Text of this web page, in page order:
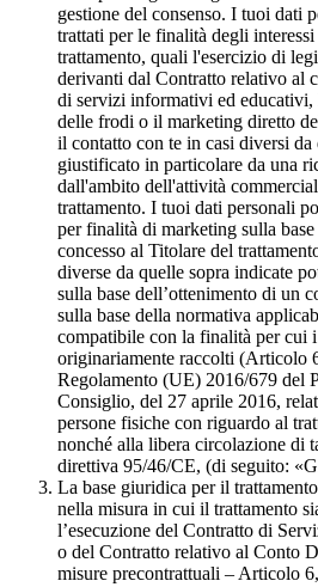
gestione del consenso. I tuoi dati
trattati per le finalità degli
trattamento, quali l'esercizio di
derivanti dal Contratto relativo al
di servizi informativi ed educativi,
delle frodi o il marketing diretto
il contatto con te in casi diversi
giustificato in particolare da una
dall'ambito dell'attività
trattamento. I tuoi dati personali
per finalità di marketing sulla base
concesso al Titolare del
diverse da quelle sopra indicate
sulla base dell’ottenimento di un
sulla base della normativa
compatibile con la finalità per cui
originariamente raccolti (Articolo
Regolamento (UE) 2016/679 del
Consiglio, del 27 aprile 2016,
persone fisiche con riguardo al
nonché alla libera circolazione di
direttiva 95/46/CE, (di seguito:
La base giuridica per il
nella misura in cui il trattamento
l’esecuzione del Contratto di
o del Contratto relativo al Conto
misure precontrattuali – Articolo